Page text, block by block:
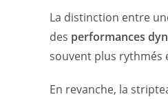
La distinction entre
des performances
souvent plus rythmés
En revanche, la